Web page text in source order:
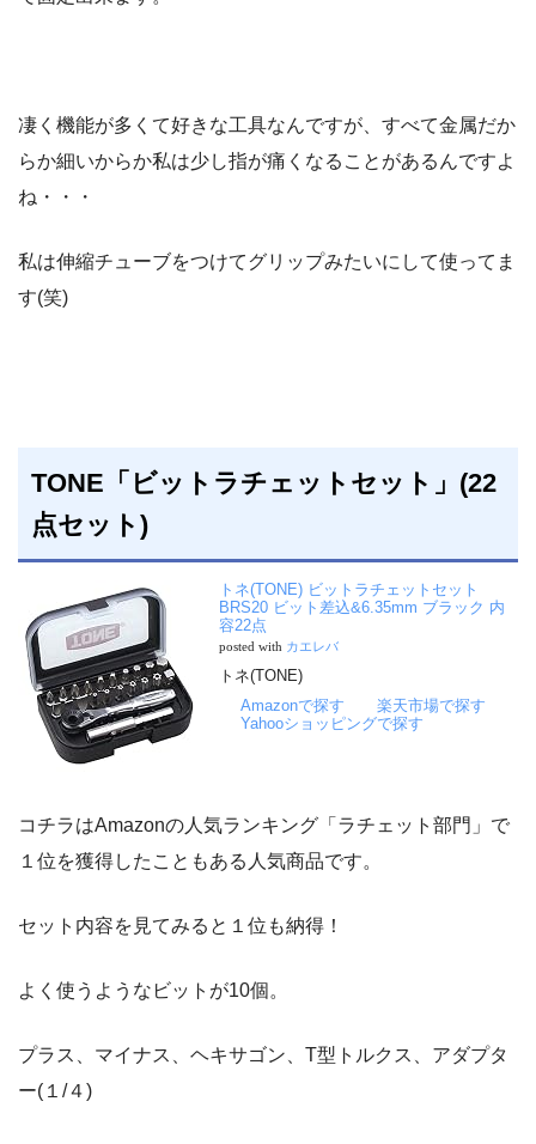
凄く機能が多くて好きな工具なんですが、すべて金属だか
らか細いからか私は少し指が痛くなることがあるんですよ
ね・・・
私は伸縮チューブをつけてグリップみたいにして使ってま
す(笑)
TONE「ビットラチェットセット」(22
点セット)
トネ(TONE) ビットラチェットセット
BRS20 ビット差込&6.35mm ブラック 内
容22点
posted with カエレバ
トネ(TONE)
Amazonで探す
楽天市場で探す
Yahooショッピングで探す
コチラはAmazonの人気ランキング「ラチェット部門」で
１位を獲得したこともある人気商品です。
セット内容を見てみると１位も納得！
よく使うようなビットが10個。
プラス、マイナス、ヘキサゴン、T型トルクス、アダプタ
ー(１/４)